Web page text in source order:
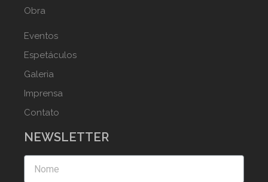
Obra
Eventos
Espetáculos
Galeria
Imprensa
Contato
NEWSLETTER